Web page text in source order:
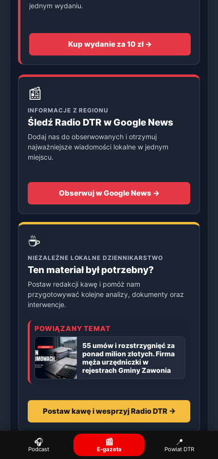
jednym wydaniu.
Kup wydanie za 10 zł →
📰
INFORMACJE Z REGIONU
Śledź Radio DTR w Google News
Dodaj nas do obserwowanych i otrzymuj
najważniejsze wiadomości lokalne w jednym
miejscu.
Obserwuj w Google News →
☕
NIEZALEŻNE LOKALNE DZIENNIKARSTWO
Ten materiał był potrzebny?
Postaw redakcji kawę i pomóż nam
przygotowywać kolejne analizy, dokumenty oraz
interwencje.
POWIĄZANY TEMAT
55 umów i rozstrzygnięć za
ponad milion złotych. Firma
męża urzędniczki w
rejestrach Gminy Zawonia
Postaw kawę i wesprzyj Radio DTR →
🎧
Podcast
📰
E-gazeta
📍
Powiat DTR